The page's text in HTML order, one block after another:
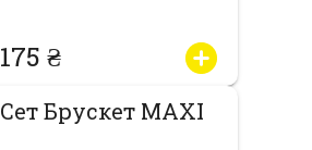
175 ₴
Сет Брускет MAXI